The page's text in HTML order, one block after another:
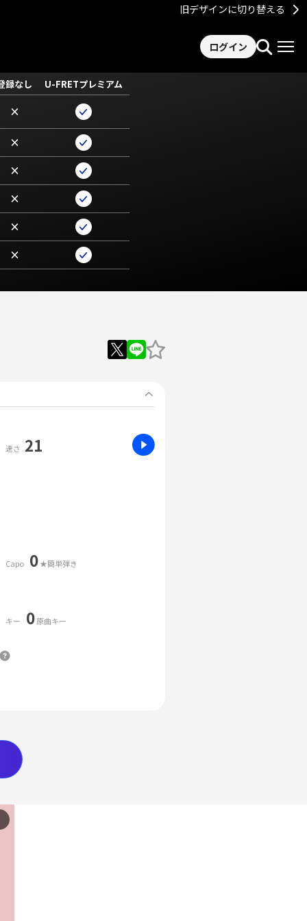
旧デザインに切り替える
ログイン
録なし U-FRETプレミアム
×
×
×
×
×
×
速さ 21
Capo 0★簡単弾き
キー 0原曲キー